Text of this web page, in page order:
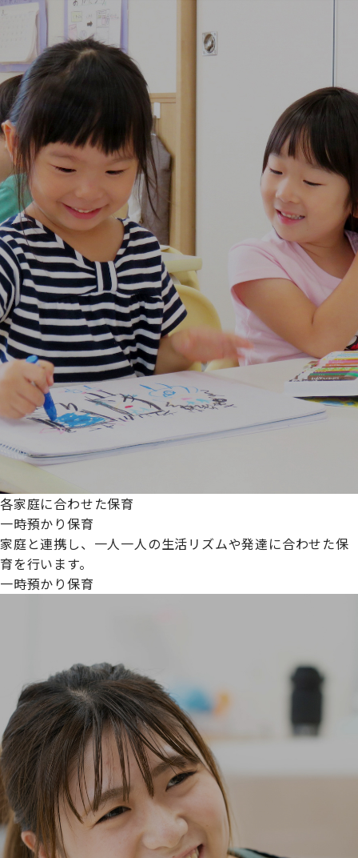
各家庭に合わせた保育
一時預かり保育
家庭と連携し、一人一人の生活リズムや発達に合わせた保
育を行います。
一時預かり保育